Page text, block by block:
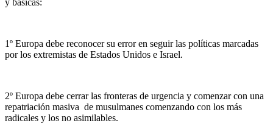
y básicas:
1º Europa debe reconocer su error en seguir las políticas marcadas
por los extremistas de Estados Unidos e Israel.
2º Europa debe cerrar las fronteras de urgencia y comenzar con una
repatriación masiva de musulmanes comenzando con los más
radicales y los no asimilables.